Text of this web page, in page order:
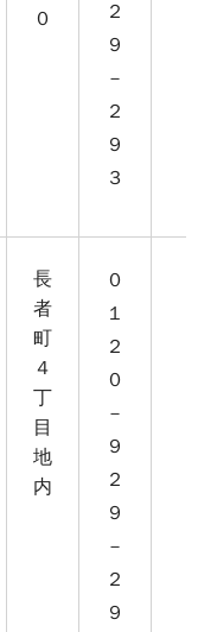
０
２
９
－
２
９
３
長
者
町
４
丁
目
地
内
０
１
２
０
－
９
２
９
－
２
９